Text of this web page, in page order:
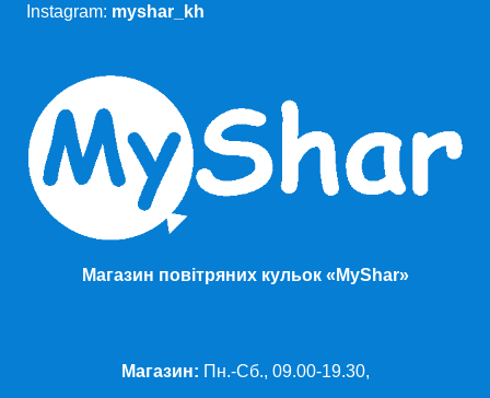
Instagram: myshar_kh
Магазин повітряних кульок «MyShar»
Магазин: Пн.-Сб., 09.00-19.30,